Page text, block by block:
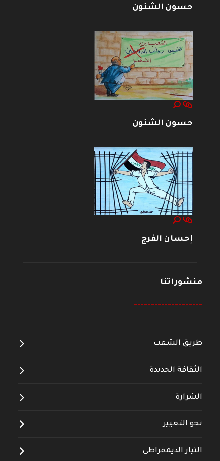
حسون الشنون
حسون الشنون
إحسان الفرج
منشوراتنا
--------------------
طريق الشعب
الثقافة الجديدة
الشرارة
نحو التغيير
التيار الديمقراطي